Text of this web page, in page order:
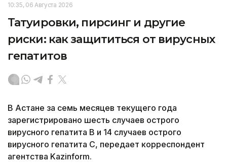
10:35, 06 Августа 2026
Татуировки, пирсинг и другие
риски: как защититься от вирусных
гепатитов
В Астане за семь месяцев текущего года
зарегистрировано шесть случаев острого
вирусного гепатита В и 14 случаев острого
вирусного гепатита С, передает корреспондент
агентства Kazinform.